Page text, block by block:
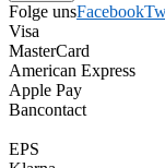
Folge unsFacebook
Visa
MasterCard
American Express
Apple Pay
Bancontact
EPS